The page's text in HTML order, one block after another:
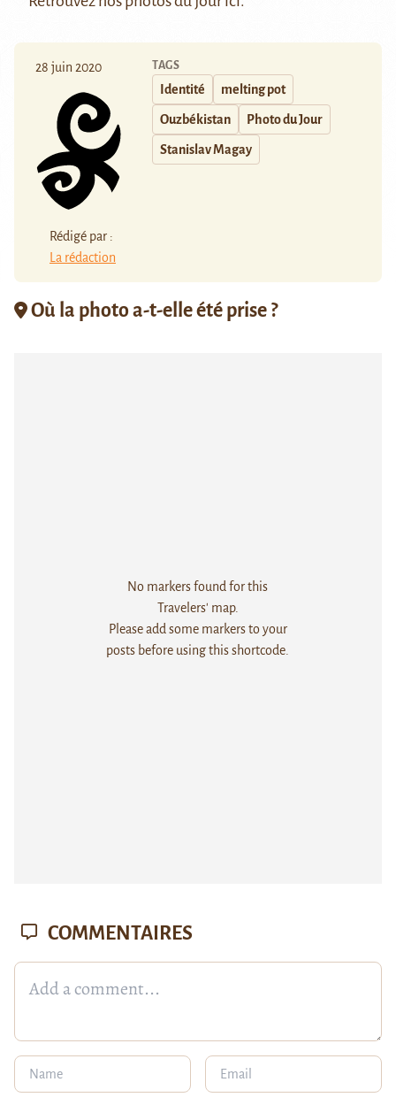
28 juin 2020
Rédigé par :
La rédaction
TAGS
Identité melting pot
Ouzbékistan Photo du Jour
Stanislav Magay
Où la photo a-t-elle été prise ?
No markers found for this
Travelers' map.
Please add some markers to your
posts before using this shortcode.
COMMENTAIRES